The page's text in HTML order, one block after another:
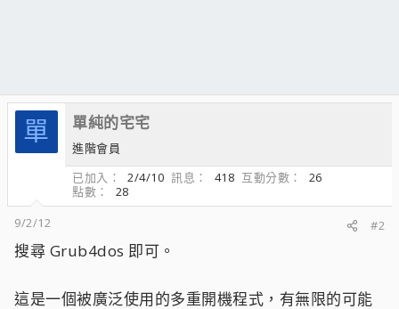
單 單純的宅宅
進階會員
已加入
2/4/10 訊息 418 互動分數
26
點數
28
9/2/12
#2
搜尋 Grub4dos 即可。
這是一個被廣泛使用的多重開機程式，有無限的可能